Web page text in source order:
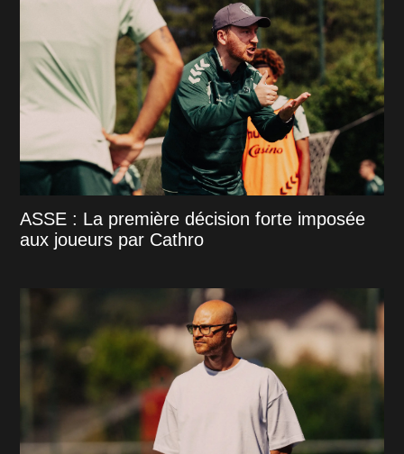
ASSE : La première décision forte imposée
aux joueurs par Cathro